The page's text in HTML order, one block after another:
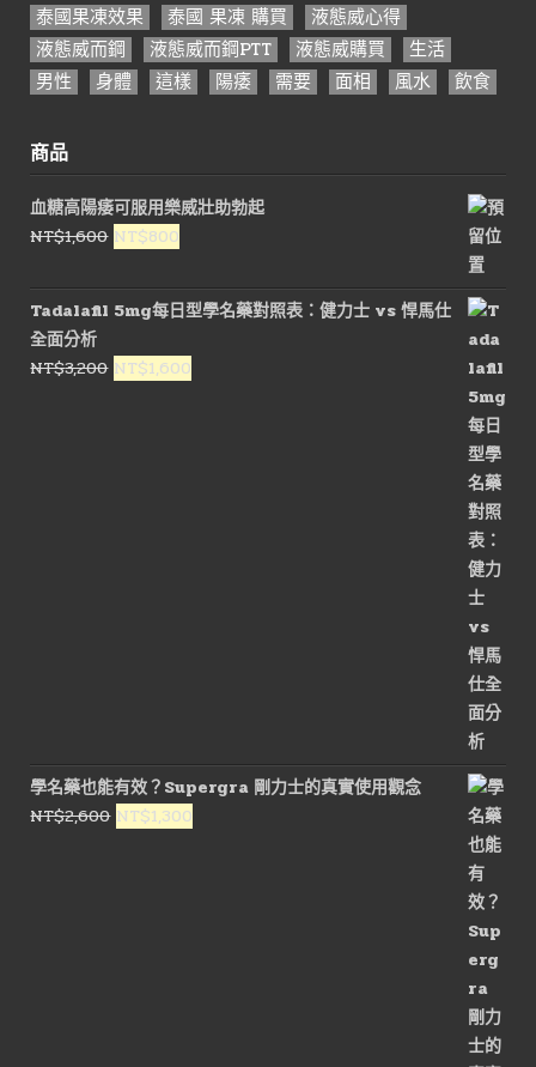
泰國果凍效果
泰國 果凍 購買
液態威心得
液態威而鋼
液態威而鋼PTT 液態威購買
生活
男性
身體 這樣 陽痿 需要 面相 風水 飲食
商品
血糖高陽痿可服用樂威壯助勃起
NT$1,600 原
價
格：
NT$1,600。
NT$800
價
格：
NT$800。
Tadalafil 5mg每日型學名藥對照表：健力士 vs 悍馬仕
全面分析
NT$3,200 原
NT$1,600
學名藥也能有效？Supergra 剛力士的真實使用觀念
NT$2,600 原
NT$1,300